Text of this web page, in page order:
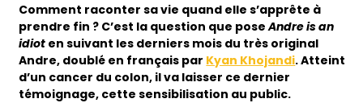
Comment raconter sa vie quand elle s’apprête à
prendre fin ? C’est la question que poseAndre is an
idiot en suivant les derniers mois du très original
Andre, doublé en français par Kyan Khojandi. Atteint
d’un cancer du colon, il va laisser ce dernier
témoignage, cette sensibilisation au public.